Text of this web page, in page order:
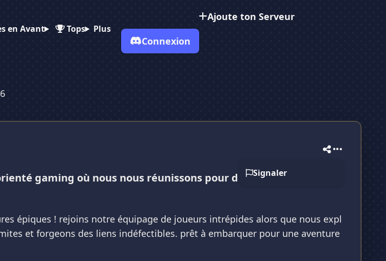
en Avant Tops Plus
Ajoute ton Serveur
Connexion
Signaler
gaming où nous nous réunissons pour discuter et jouer
épiques ! rejoins notre équipage de joueurs intrépides alors que nous expl
et forgeons des liens indéfectibles. prêt à embarquer pour une aventure
We Are Gamers 2016
We Are Gamers 2016
Are Gamers 2016